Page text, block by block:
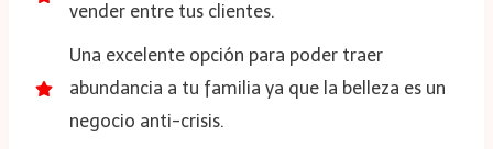
vender entre tus clientes.
Una excelente opción para poder traer
abundancia a tu familia ya que la belleza es un
negocio anti-crisis.